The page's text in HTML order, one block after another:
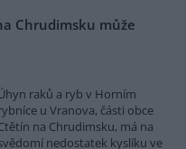
Chrudimsku může
raků a ryb v Horním
u Vranova, části obce
na Chrudimsku, má na
nedostatek kyslíku ve